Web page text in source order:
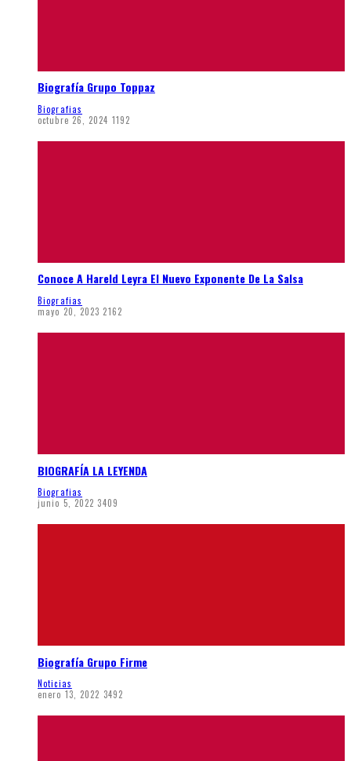
Biografía Grupo Toppaz
Biografias
octubre 26, 2024 1192
Conoce A Hareld Leyra El Nuevo Exponente De La Salsa
Biografias
mayo 20, 2023 2162
BIOGRAFÍA LA LEYENDA
Biografias
junio 5, 2022 3409
Biografía Grupo Firme
Noticias
enero 13, 2022 3492